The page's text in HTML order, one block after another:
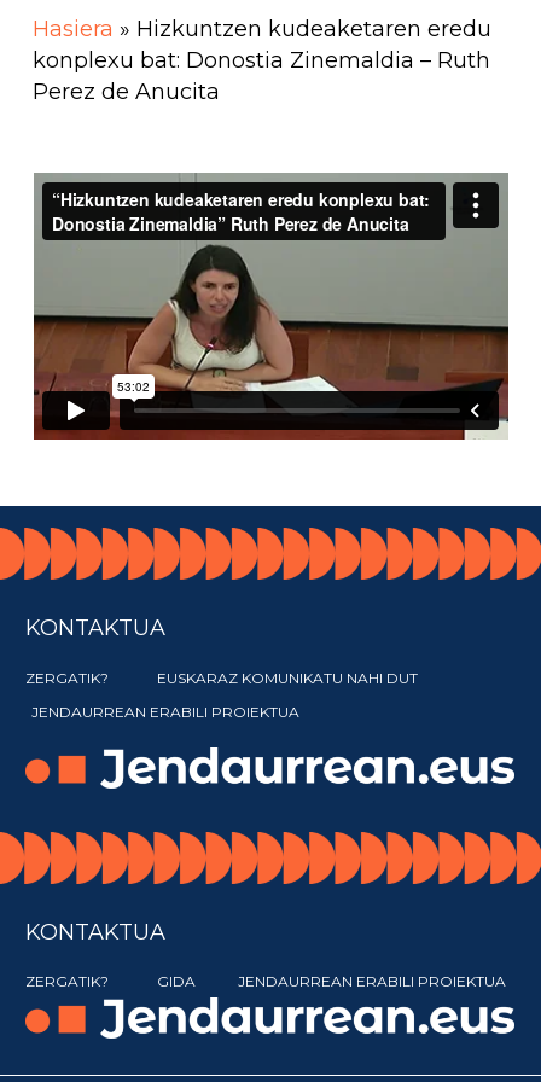
Hasiera » Hizkuntzen kudeaketaren eredu
konplexu bat: Donostia Zinemaldia – Ruth
Perez de Anucita
KONTAKTUA
ZERGATIK?
EUSKARAZ KOMUNIKATU NAHI DUT
JENDAURREAN ERABILI PROIEKTUA
KONTAKTUA
ZERGATIK? GIDA JENDAURREAN ERABILI PROIEKTUA